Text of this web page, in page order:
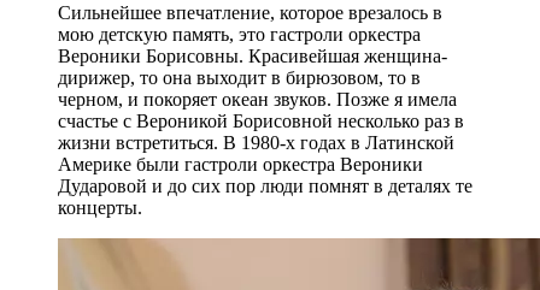
Сильнейшее впечатление, которое врезалось в
мою детскую память, это гастроли оркестра
Вероники Борисовны. Красивейшая женщина-
дирижер, то она выходит в бирюзовом, то в
черном, и покоряет океан звуков. Позже я имела
счастье с Вероникой Борисовной несколько раз в
жизни встретиться. В 1980-х годах в Латинской
Америке были гастроли оркестра Вероники
Дударовой и до сих пор люди помнят в деталях те
концерты.